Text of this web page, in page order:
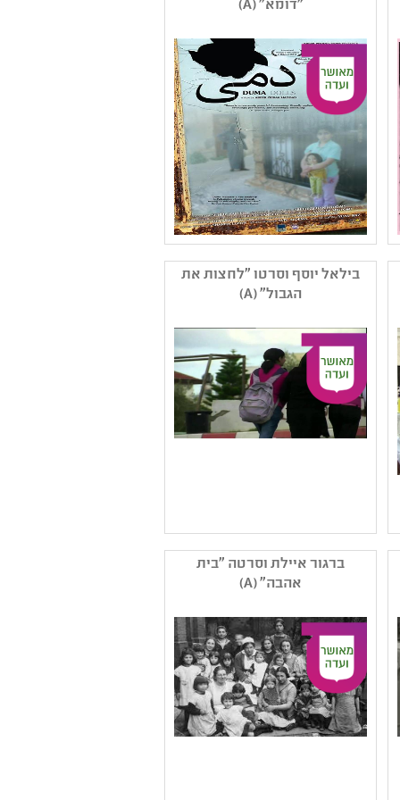
קהל יעד: י - יב
,חברה ואקטואליה בישראל
,צבא וזיכרון
"דומא" (A)
עביר
קטגוריה: בשפה הערבית
,קולנוע תיעודי
נושאים: חברה ואקטואליה
בישראל ,זהות ומגדר
,מורשת ותרבות ערבית
,תשפב
בילאל יוסף וסרטו "לחצות את
הגבול" (A)
קטגוריה: קולנוע תיעודי
,בשפה הערבית
קהל יעד: י - יב
ערבית ,זהות ומגדר ,יחסים
,חברה ואקטואליה בישראל
,תשפב
ברגור איילת וסרטה "בית
אהבה" (A)